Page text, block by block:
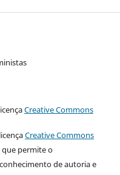
Creative Commons
Creative Commons
que permite o
de autoria e